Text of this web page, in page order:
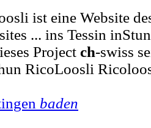
ist eine Website
... ins Tessin
Project ch-swiss
RicoLoosli
baden